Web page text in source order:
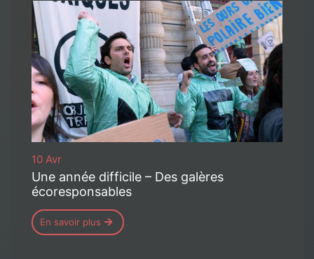
10 Avr
Une année difficile – Des galères
écoresponsables
En savoir plus